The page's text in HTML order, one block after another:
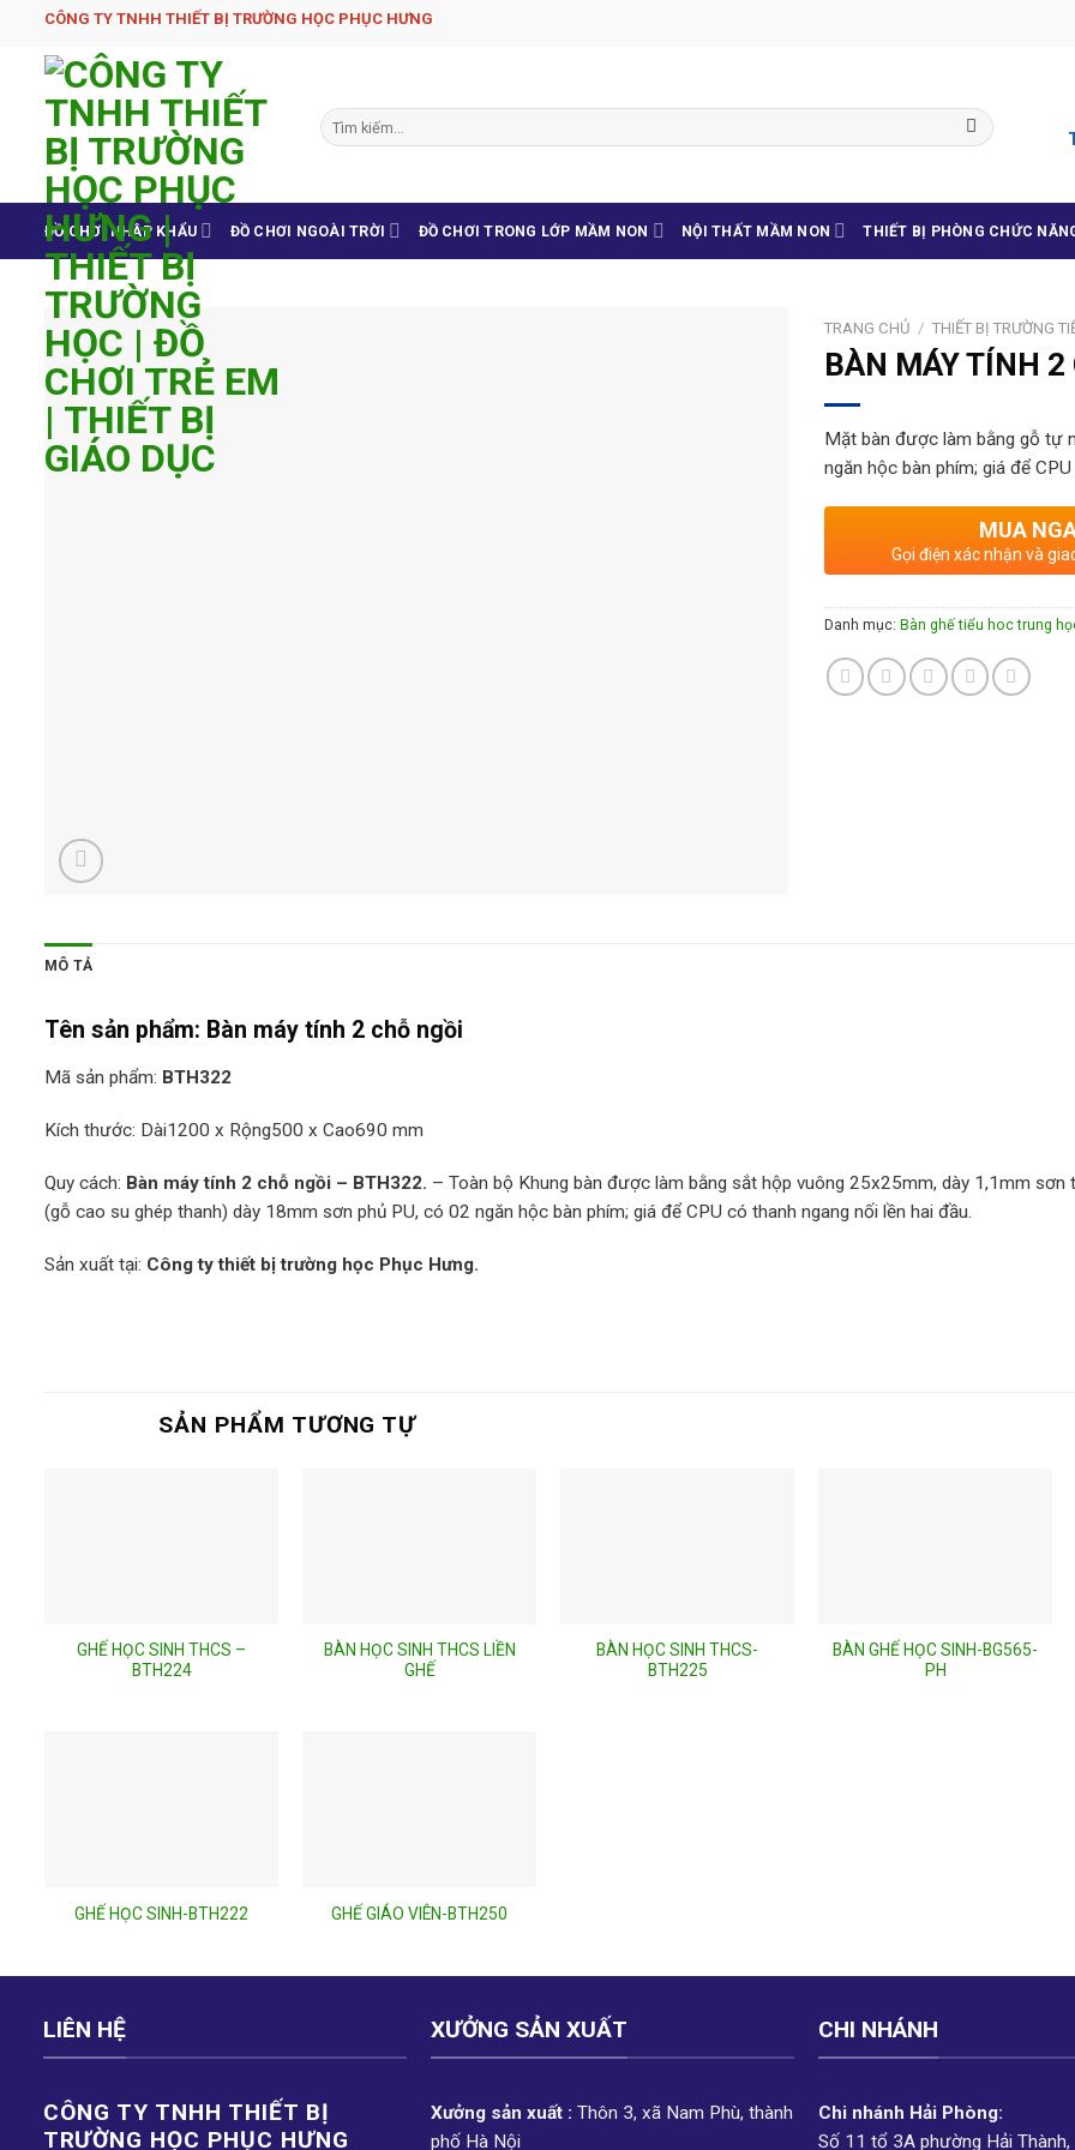
content
CÔNG TY TNHH THIẾT BỊ TRƯỜNG HỌC PHỤC H­ƯNG
Tìm
kiếm:
ĐỒ CHƠI NHẬP KHẨU ĐỒ CHƠI NGOÀI TRỜI ĐỒ CHƠI TRONG LỚP MẦM NON NỘI THẤT MẦM NON THIẾT BỊ PHÒNG CHỨC
TRANG CHỦ / THIẾT BỊ TRƯỜNG
BÀN MÁY TÍNH
Mặt bàn được làm bằng gỗ tự
ngăn hộc bàn phím; giá để CPU
MUA
Gọi điện xác nhận và
Danh mục: Bàn ghế tiểu hoc trung
MÔ TẢ
Tên sản phẩm: Bàn máy tính 2 chỗ ngồi
Mã sản phẩm: BTH322
Kích thước: Dài1200 x Rộng500 x Cao690 mm
Quy cách: Bàn máy tính 2 chỗ ngồi – BTH322. – Toàn bộ Khung bàn được làm bằng sắt hộp vuông 25x25mm, dày 1,1mm
(gỗ cao su ghép thanh) dày 18mm sơn phủ PU, có 02 ngăn hộc bàn phím; giá để CPU có thanh ngang nối lền hai đầu.
Sản xuất tại: Công ty thiết bị trường học Phục Hưng.
SẢN PHẨM TƯƠNG TỰ
GHẾ HỌC SINH THCS –
BTH224
BÀN HỌC SINH THCS LIỀN
GHẾ
BÀN HỌC SINH THCS-
BTH225
BÀN GHẾ HỌC SINH-BG565-
PH
GHẾ HỌC SINH-BTH222 GHẾ GIÁO VIÊN-BTH250
LIÊN HỆ
CÔNG TY TNHH THIẾT BỊ
TRƯỜNG HỌC PHỤC H­ƯNG
XƯỞNG SẢN XUẤT
Xưởng sản xuất : Thôn 3, xã Nam Phù, thành
phố Hà Nội
CHI NHÁNH
Chi nhánh Hải Phòng:
Số 11 tổ 3A phường Hải Thành,